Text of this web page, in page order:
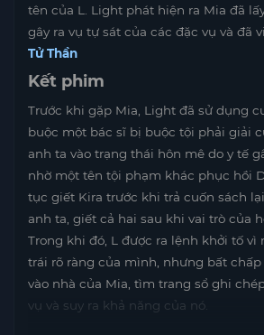
tên của L. Light phát hiện ra Mia đã
gây ra vụ tự sát của các đặc vụ và đã
Tử Thần
Kết phim
Trước khi gặp Mia, Light đã sử dụng
buộc một bác sĩ bị buộc tội phải giải
anh ta vào trạng thái hôn mê do y tế
nhờ một tên tội phạm khác phục hồi
tục giết Kira trước khi trả cuốn sách
anh ta, giết cả hai sau khi vai trò của
Trong khi đó, L được ra lệnh khởi tố vì
trái rõ ràng của mình, nhưng bất
vào nhà của Mia, tìm trang sổ ghi
vụ và suy ra khả năng của nó.